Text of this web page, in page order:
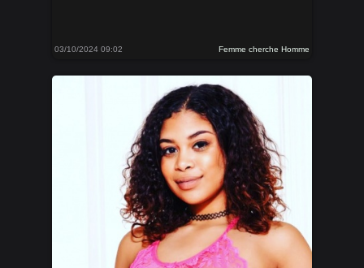
03/10/2024 09:02 Femme cherche Homme